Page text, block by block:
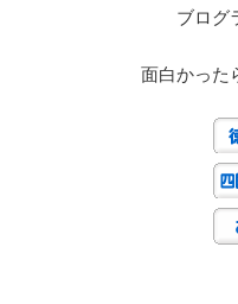
ブログ
面白かった